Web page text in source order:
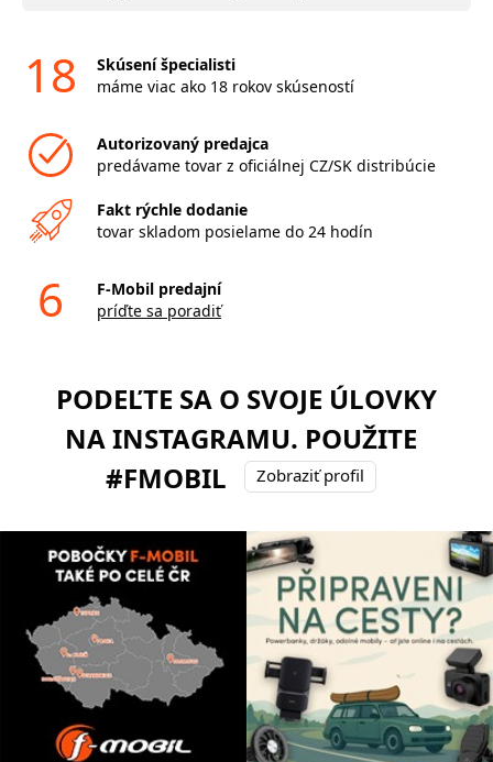
18
Skúsení špecialisti
máme viac ako 18 rokov skúseností
Autorizovaný predajca
predávame tovar z oficiálnej CZ/SK distribúcie
Fakt rýchle dodanie
tovar skladom posielame do 24 hodín
6
F-Mobil predajní
príďte sa poradiť
PODEĽTE SA O SVOJE ÚLOVKY
NA INSTAGRAMU. POUŽITE
#FMOBIL
Zobraziť profil